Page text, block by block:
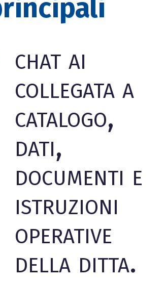
chat ai
collegata a
catalogo,
dati,
documenti e
istruzioni
operative
della ditta.